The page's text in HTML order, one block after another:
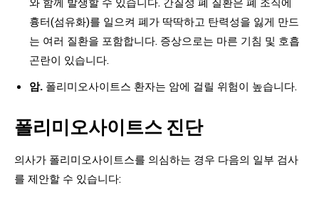
흉터(섬유화)를 일으켜 폐가 딱딱하고 탄력성을 잃게 만드
는 여러 질환을 포함합니다. 증상으로는 마른 기침 및 호흡
곤란이 있습니다.
암. 폴리미오사이트스 환자는 암에 걸릴 위험이 높습니다.
폴리미오사이트스 진단
의사가 폴리미오사이트스를 의심하는 경우 다음의 일부 검사
를 제안할 수 있습니다: